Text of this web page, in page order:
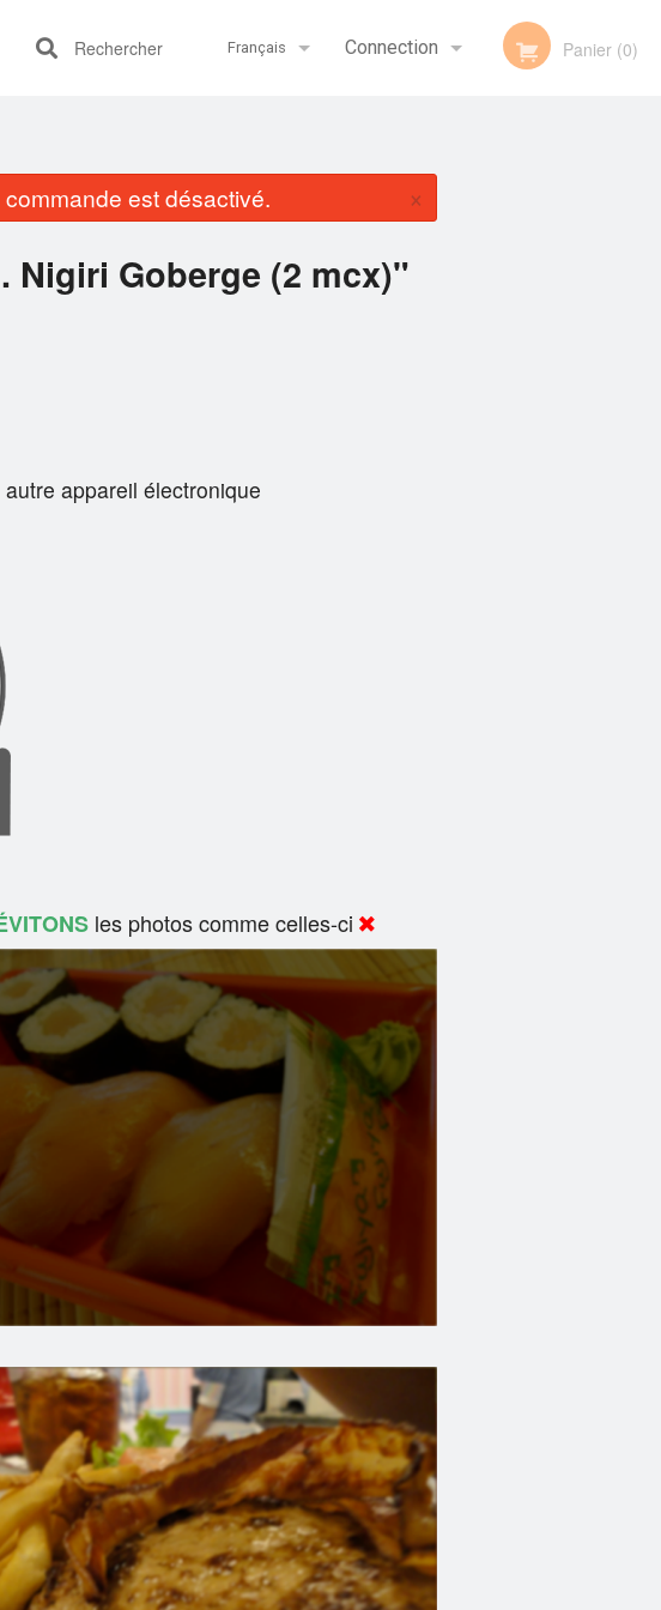
Français Connection Panier (0)
Rechercher
est désactivé. ×
Nigiri Goberge (2 mcx)"
appareil électronique
les photos comme celles-ci